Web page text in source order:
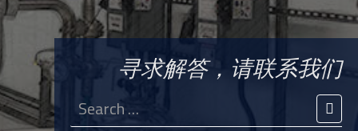
寻求解答，请联系我们
Search
for: